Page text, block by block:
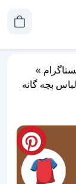
»
بچه گانه